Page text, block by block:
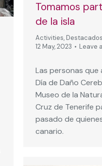
Tomamos
de la isla
Activities, Destacados
12 May, 2023
Leave
Las personas
Día de Daño
Museo de la
Cruz de Tenerife
pasado de
canario.